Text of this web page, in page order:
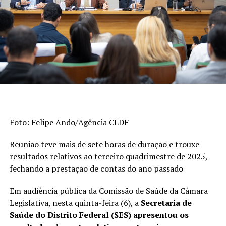
Educação Básica (Saeb) e as taxas de aprovação apuradas
pelo Censo Escolar. Os indicadores são divulgados a cada
dois anos. A escala do Ideb varia de 0 a 10.
>> Veja abaixo os indicadores do
ensino fundamental
para 6,3, superando a meta (6). Em 2005, era
Esta foi a etapa da educação básica que
registrou o avanço mais expressivo na série
histórica de 20 anos.
Quando considerados os anos finais do ensino
fundamental (6º ao 9º ano), o desempenho
subiu de 5 para 5,3, mas ficou abaixo da meta
Foto: Felipe Ando/Agência CLDF
Reunião teve mais de sete horas de duração e trouxe
resultados relativos ao terceiro quadrimestre de 2025,
fechando a prestação de contas do ano passado
Em audiência pública da Comissão de Saúde da Câmara
Legislativa, nesta quinta-feira (6), a Secretaria de
Saúde do Distrito Federal (SES) apresentou os